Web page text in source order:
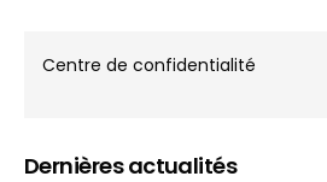
Centre de confidentialité
Dernières actualités